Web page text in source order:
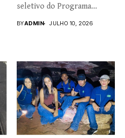
seletivo do Programa
BYADMIN JULHO 10, 2026